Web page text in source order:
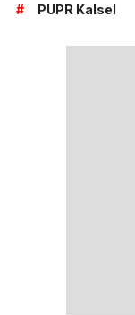
#
PUPR Kalsel